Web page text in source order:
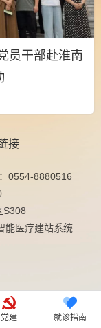
员干部赴淮南
接
党建 就诊指南
0554-8880516
S308
能医疗建站系统